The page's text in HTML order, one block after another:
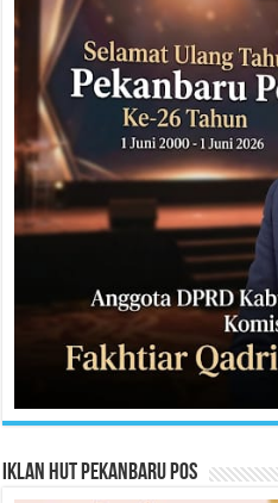
Iklan HUT Pekanbaru Pos